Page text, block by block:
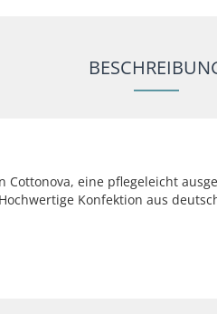
Cottonova, eine pflegeleicht
Konfektion aus